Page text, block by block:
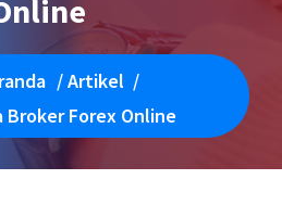
/Artikel /
Broker Forex Online